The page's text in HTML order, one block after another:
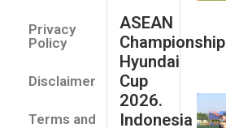
Privacy
Policy
Disclaimer
Terms and
ASEAN
Championship
Hyundai
Cup
2026.
Indonesia